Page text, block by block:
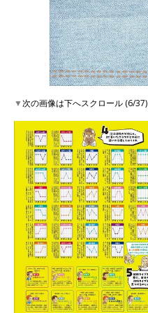
▼次の画像は下へスクロール (6/37)